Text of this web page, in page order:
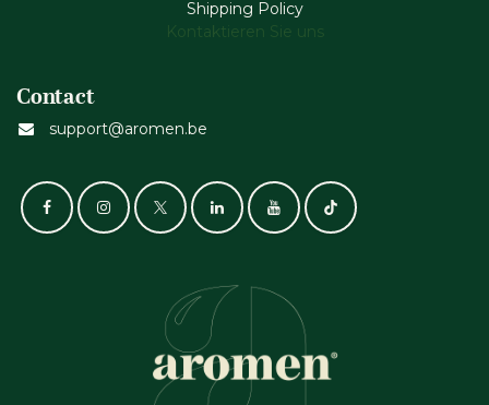
Shipping Policy
Kontaktieren Sie uns
Contact
support@aromen.be